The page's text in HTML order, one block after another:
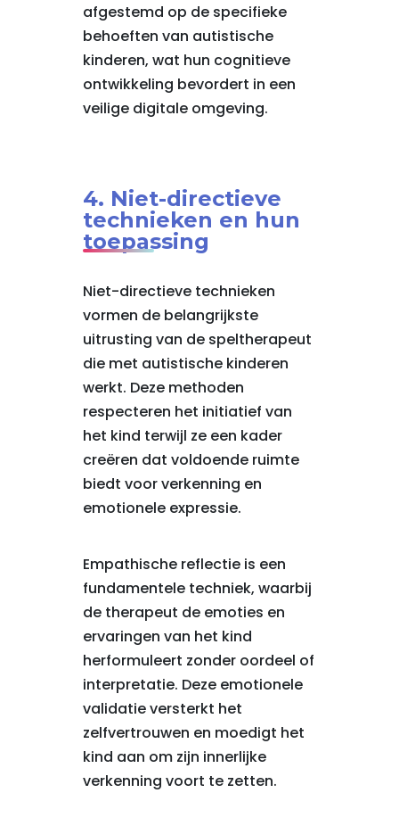
afgestemd op de specifieke
behoeften van autistische
kinderen, wat hun cognitieve
ontwikkeling bevordert in een
veilige digitale omgeving.
4. Niet-directieve
technieken en hun
toepassing
Niet-directieve technieken
vormen de belangrijkste
uitrusting van de speltherapeut
die met autistische kinderen
werkt. Deze methoden
respecteren het initiatief van
het kind terwijl ze een kader
creëren dat voldoende ruimte
biedt voor verkenning en
emotionele expressie.
Empathische reflectie is een
fundamentele techniek, waarbij
de therapeut de emoties en
ervaringen van het kind
herformuleert zonder oordeel of
interpretatie. Deze emotionele
validatie versterkt het
zelfvertrouwen en moedigt het
kind aan om zijn innerlijke
verkenning voort te zetten.